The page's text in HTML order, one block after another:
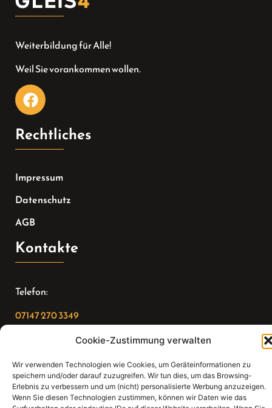
Cookie-Zustimmung verwalten
Wir verwenden Technologien wie Cookies, um Geräteinformationen zu
speichern und/oder darauf zuzugreifen. Wir tun dies, um das Browsing-
Erlebnis zu verbessern und um (nicht) personalisierte Werbung anzuzeigen.
Wenn Sie diesen Technologien zustimmen, können wir Daten wie das
Weiterbildung für Alle!
Weil Sie vorankommen wollen.
Rechtliches
Impressum
Datenschutz
AGB
Kontakte
Telefon:
07147 270 3349
sekretariat(at)gleis4-seminarzentrum.com
Adresse: